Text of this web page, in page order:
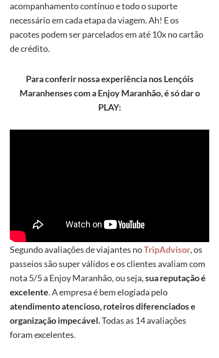
acompanhamento contínuo e todo o suporte
necessário em cada etapa da viagem. Ah! E os
pacotes podem ser parcelados em até 10x no cartão
de crédito.
Para conferir nossa experiência nos Lençóis
Maranhenses com a Enjoy Maranhão, é só dar o
PLAY:
Segundo avaliações de viajantes noTripAdvisor, os
passeios são super válidos e os clientes avaliam com
nota 5/5 a Enjoy Maranhão, ou seja,sua reputação é
excelente. A empresa é bem elogiada pelo
atendimento atencioso, roteiros diferenciados e
organização impecável.Todas as 14 avaliações
foram excelentes.